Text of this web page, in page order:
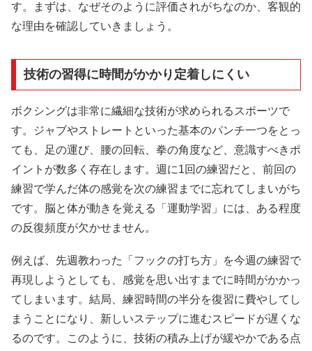
す。まずは、なぜそのように評価されがちなのか、客観的
な理由を確認していきましょう。
技術の習得に時間がかかり定着しにくい
ボクシングは非常に繊細な技術が求められるスポーツで
す。ジャブやストレートといった基本のパンチ一つをとっ
ても、足の運び、腰の回転、拳の角度など、意識すべきポ
イントが数多く存在します。週に1回の練習だと、前回の
練習で学んだ体の感覚を次の練習までに忘れてしまいがち
です。脳と体が動きを覚える「運動学習」には、ある程度
の反復頻度が欠かせません。
例えば、先週教わった「フックの打ち方」を今週の練習で
再現しようとしても、感覚を思い出すまでに時間がかかっ
てしまいます。結局、練習時間の半分を復習に費やしてし
まうことになり、新しいステップに進むスピードが遅くな
るのです。このように、技術の積み上げが緩やかである点